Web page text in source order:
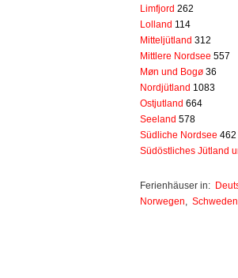
Limfjord 262
Lolland 114
Mitteljütland 312
Mittlere Nordsee 557
Møn und Bogø 36
Nordjütland 1083
Ostjutland 664
Seeland 578
Südliche Nordsee 462
Südöstliches Jütland
Ferienhäuser in:
Norwegen, Schweden